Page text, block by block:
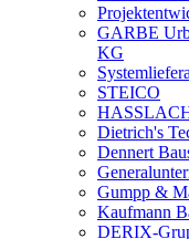
GARBE
KG
STEICO
Dietrich's
Dennert
Gumpp &
Kaufmann
DERIX-